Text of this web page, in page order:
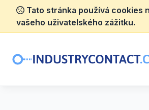
Tato stránka používá cookies
vašeho uživatelského zážitku.